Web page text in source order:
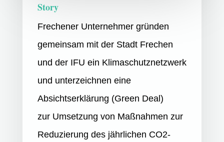
Story
Frechener Unternehmer gründen
gemeinsam mit der Stadt Frechen
und der IFU ein Klimaschutznetzwerk
und unterzeichnen eine
Absichtserklärung (Green Deal)
zur Umsetzung von Maßnahmen zur
Reduzierung des jährlichen CO2-